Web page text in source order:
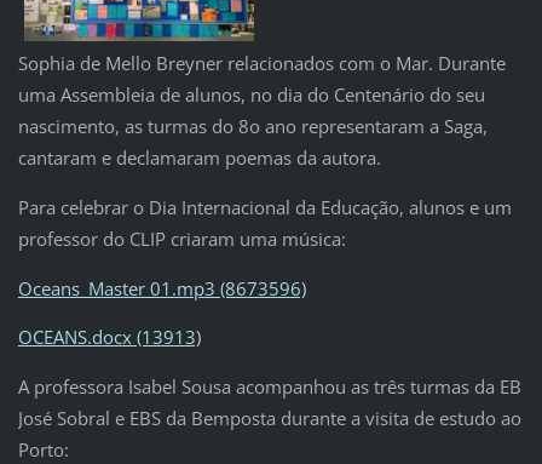
Sophia de Mello Breyner relacionados com o Mar. Durante
uma Assembleia de alunos, no dia do Centenário do seu
nascimento, as turmas do 8o ano representaram a Saga,
cantaram e declamaram poemas da autora.
Para celebrar o Dia Internacional da Educação, alunos e um
professor do CLIP criaram uma música:
Oceans_Master 01.mp3 (8673596)
OCEANS.docx (13913)
A professora Isabel Sousa acompanhou as três turmas da EB
José Sobral e EBS da Bemposta durante a visita de estudo ao
Porto: